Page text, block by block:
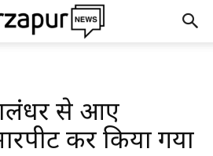
से आए
कर किया गया